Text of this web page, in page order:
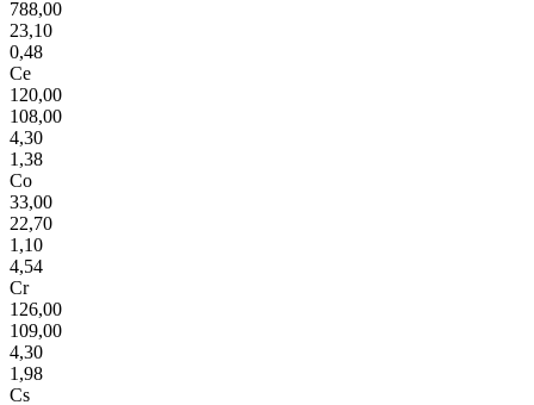
788,00
23,10
0,48
Ce
120,00
108,00
4,30
1,38
Co
33,00
22,70
1,10
4,54
Cr
126,00
109,00
4,30
1,98
Cs